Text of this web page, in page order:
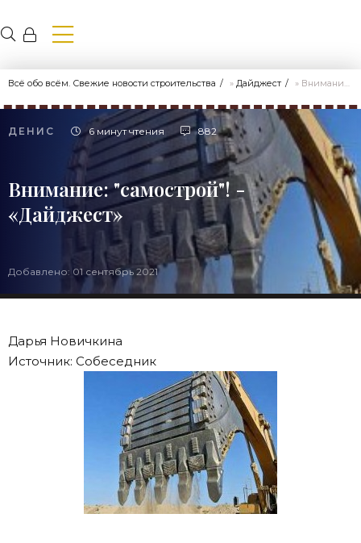
Всё обо всём. Свежие новости строительства » Дайджест » Внимание: "самострой"! - «Дайджест»
ДЕНИС 6 минут чтения 882
Внимание: "самострой"! -
«Дайджест»
Добавлено: 01 сентябрь 2021
Дарья Новичкина
Источник: Собеседник